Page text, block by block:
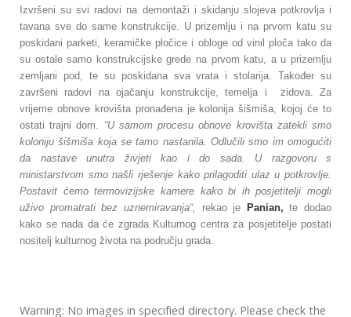
Izvršeni su svi radovi na demontaži i skidanju slojeva potkrovlja i
tavana sve do same konstrukcije. U prizemlju i na prvom katu su
poskidani parketi, keramičke pločice i obloge od vinil ploča tako da
su ostale samo konstrukcijske grede na prvom katu, a u prizemlju
zemljani pod, te su poskidana sva vrata i stolarija. Također su
završeni radovi na ojačanju konstrukcije, temelja i zidova. Za
vrijeme obnove krovišta pronađena je kolonija šišmiša, kojoj će to
ostati trajni dom. “U samom procesu obnove krovišta zatekli smo
koloniju šišmiša koja se tamo nastanila. Odlučili smo im omogućiti
da nastave unutra živjeti kao i do sada. U razgovoru s
ministarstvom smo našli rješenje kako prilagoditi ulaz u potkrovlje.
Postavit ćemo termovizijske kamere kako bi ih posjetitelji mogli
uživo promatrati bez uznemiravanja“,
rekao je Panian,te dodao
kako se nada da će zgrada Kulturnog centra za posjetitelje postati
nositelj kulturnog života na području grada.
Warning: No images in specified directory. Please check the